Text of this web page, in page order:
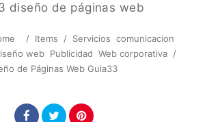
diseño de páginas web
/ Items / Servicios comunicacion
web Publicidad Web corporativa /
de Páginas Web Guia33